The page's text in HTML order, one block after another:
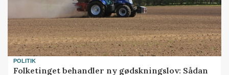
POLITIK
Folketinget behandler ny gødskningslov: Sådan